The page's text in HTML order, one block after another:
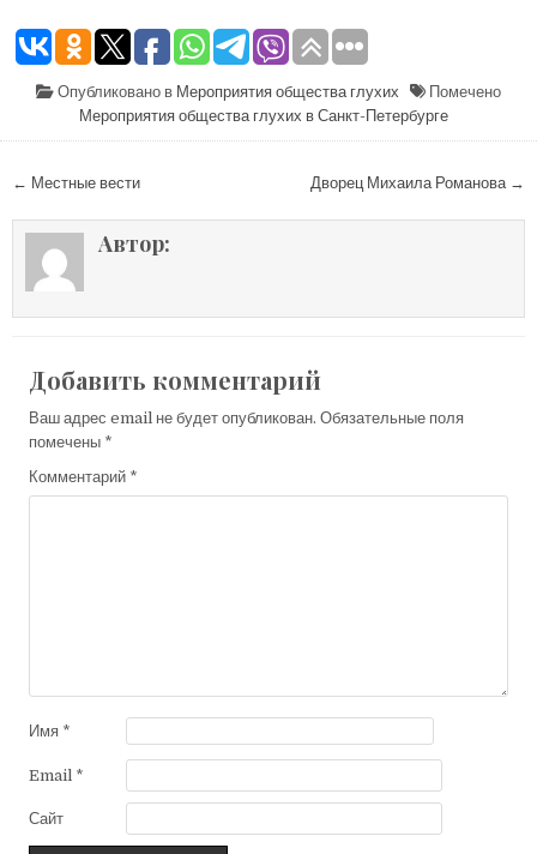
Опубликовано в Мероприятия общества глухих
Помечено
Мероприятия общества глухих в Санкт-Петербурге
Дворец Михаила Романова →
← Местные вести
Автор:
Добавить комментарий
Ваш адрес email не будет опубликован. Обязательные поля
помечены *
Комментарий *
Имя *
Email *
Сайт